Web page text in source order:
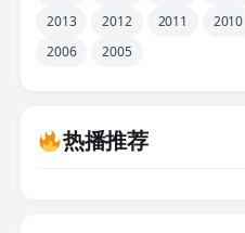
2013
2012 2011 2010
2006
2005
热播推荐